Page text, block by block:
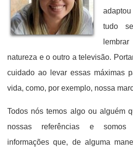
tudo
natureza e o outro a televisão.
cuidado ao levar essas máximas
vida, como, por exemplo, nossa
Todos nós temos algo ou alguém
nossas referências e somos
informações que, de alguma